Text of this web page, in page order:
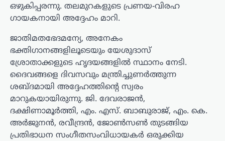
ഒഴുകിപ്പരന്നു. തലമുറകളുടെ പ്രണയ-വിരഹ
ഗായകനായി അദ്ദേഹം മാറി.
ജാതിമതഭേദമന്യേ, അനേകം
ഭക്തിഗാനങ്ങളിലൂടെയും യേശുദാസ്
ശ്രോതാക്കളുടെ ഹൃദയങ്ങളിൽ സ്ഥാനം നേടി.
ദൈവങ്ങളെ ദിവസവും മന്ത്രിച്ചുണർത്തുന്ന
ശബ്ദമായി അദ്ദേഹത്തിന്റെ സ്വരം
മാറുകയായിരുന്നു. ജി. ദേവരാജൻ,
ദക്ഷിണാമൂർത്തി, എം. എസ്. ബാബുരാജ്, എം. കെ.
അർജുനൻ, രവീന്ദ്രൻ, ജോൺസൺ തുടങ്ങിയ
പ്രതിഭാധന സംഗീതസംവിധായകർ ഒരുക്കിയ